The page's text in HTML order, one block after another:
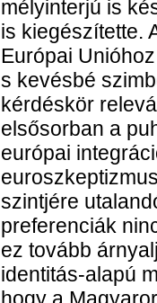
mélyinterjú is
is kiegészítette.
Európai
s kevésbé
kérdéskör
elsősorban a
európai
szintjére
preferenciák
ez tovább
identitás-alapú